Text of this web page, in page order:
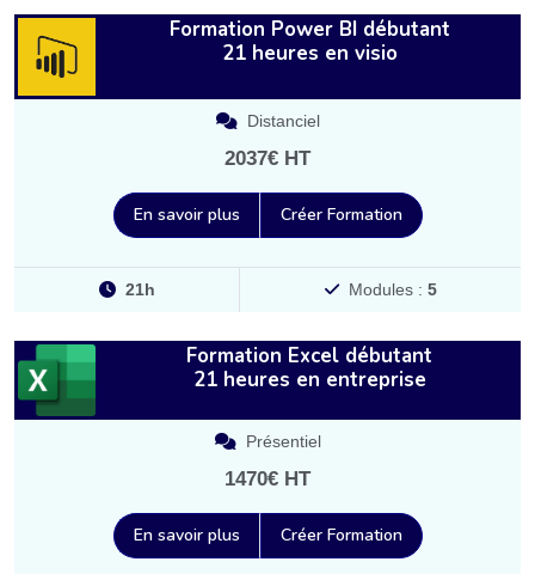
Formation Power BI débutant
21 heures en visio
Distanciel
2037€ HT
En savoir plus Créer Formation
21h Modules : 5
Formation Excel débutant
21 heures en entreprise
Présentiel
1470€ HT
En savoir plus Créer Formation